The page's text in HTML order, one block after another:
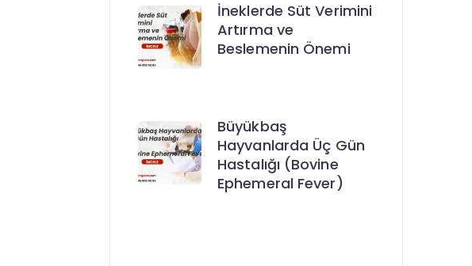
İneklerde Süt Verimini
Artırma ve
Beslemenin Önemi
Büyükbaş
Hayvanlarda Üç Gün
Hastalığı (Bovine
Ephemeral Fever)